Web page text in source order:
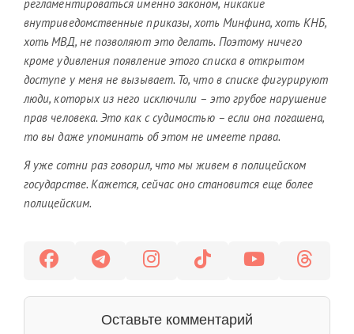
регламентироваться именно законом, никакие
внутриведомственные приказы, хоть Минфина, хоть КНБ,
хоть МВД, не позволяют это делать. Поэтому ничего
кроме удивления появление этого списка в открытом
доступе у меня не вызывает. То, что в списке фигурируют
люди, которых из него исключили – это грубое нарушение
прав человека. Это как с судимостью – если она погашена,
то вы даже упоминать об этом не имеете права.
Я уже сотни раз говорил, что мы живем в полицейском
государстве. Кажется, сейчас оно становится еще более
полицейским.
Оставьте комментарий